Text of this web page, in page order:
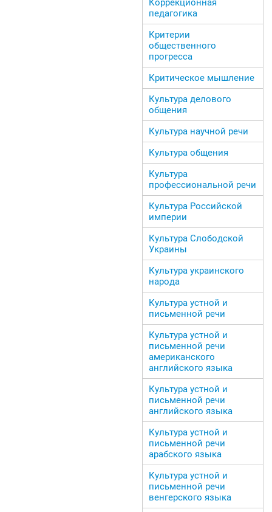
Коррекционная
педагогика
Критерии
общественного
прогресса
Критическое мышление
Культура делового
общения
Культура научной речи
Культура общения
Культура
профессиональной речи
Культура Российской
империи
Культура Слободской
Украины
Культура украинского
народа
Культура устной и
письменной речи
Культура устной и
письменной речи
американского
английского языка
Культура устной и
письменной речи
английского языка
Культура устной и
письменной речи
арабского языка
Культура устной и
письменной речи
венгерского языка